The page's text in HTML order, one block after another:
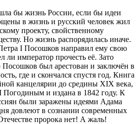
бы жизнь России, если бы идеи
в жизнь и русский человек жил
проекту, свойственному
Но жизнь распорядилась иначе.
I Посошков направил ему свою
ли император прочесть её. Зато
Посошков был арестован и заключён в
где и скончался спустя год. Книга
канцелярии до средины XIX века,
и издана в 1842 году. К
были заражены идеями Адама
довлеют в сознании современных
пророка нет! А жаль!